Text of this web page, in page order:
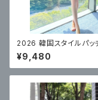
2026 韓国スタイルパッ
クストライプワンピース
¥9,480